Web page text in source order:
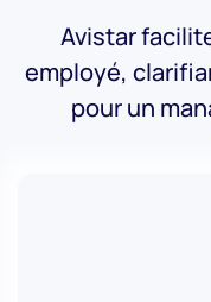
Avistar
employé,
pour un